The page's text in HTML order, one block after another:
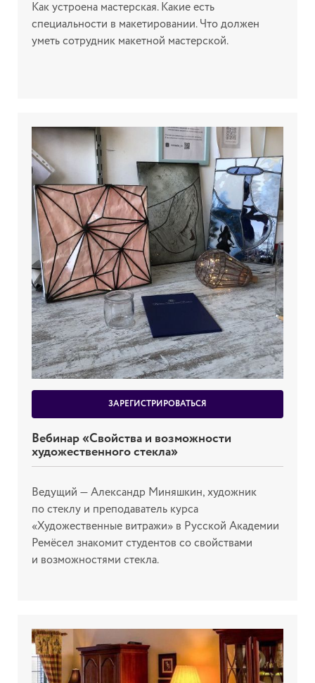
Как устроена мастерская. Какие есть
специальности в макетировании. Что должен
уметь сотрудник макетной мастерской.
ЗАРЕГИСТРИРОВАТЬСЯ
Вебинар «Свойства и возможности
художественного стекла»
Ведущий — Александр Миняшкин, художник
по стеклу и преподаватель курса
«Художественные витражи» в Русской Академии
Ремёсел знакомит студентов со свойствами
и возможностями стекла.